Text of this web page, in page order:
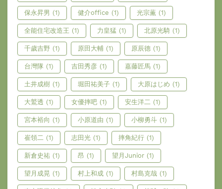
保永昇男 (1) 健介office (1) 光宗薫 (1)
全能住宅改造王 (1) 力皇猛 (1) 北原光騎 (1)
千歲吉野 (1) 原田大輔 (1) 原辰德 (1)
台灣隊 (1) 吉田秀彦 (1) 嘉藤匠馬 (1)
土井成樹 (1) 堀田祐美子 (1) 大原はじめ (1)
大鷲透 (1) 女優摔吧 (1) 安生洋二 (1)
宮本裕向 (1) 小原道由 (1) 小柳勇斗 (1)
崔領二 (1) 志田光 (1) 摔角紀行 (1)
新倉史祐 (1) 昂 (1) 望月Junior (1)
望月成晃 (1) 村上和成 (1) 村島克哉 (1)